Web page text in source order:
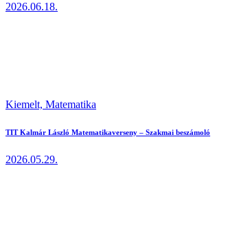
2026.06.18.
Kiemelt, Matematika
TIT Kalmár László Matematikaverseny – Szakmai beszámoló
2026.05.29.